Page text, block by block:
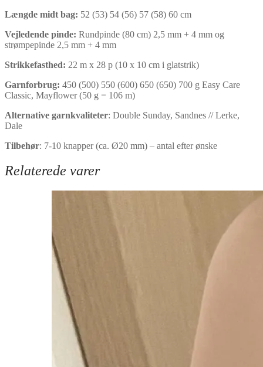
Længde midt bag: 52 (53) 54 (56) 57 (58) 60 cm
Vejledende pinde: Rundpinde (80 cm) 2,5 mm + 4 mm og
strømpepinde 2,5 mm + 4 mm
Strikkefasthed: 22 m x 28 p (10 x 10 cm i glatstrik)
Garnforbrug: 450 (500) 550 (600) 650 (650) 700 g Easy Care
Classic, Mayflower (50 g = 106 m)
Alternative garnkvaliteter: Double Sunday, Sandnes // Lerke,
Dale
Tilbehør: 7-10 knapper (ca. Ø20 mm) – antal efter ønske
Relaterede varer